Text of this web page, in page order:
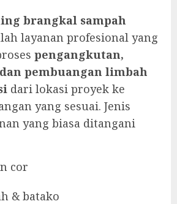
brangkal sampah
layanan profesional yang
pengangkutan,
pembuangan limbah
dari lokasi proyek ke
yang sesuai. Jenis
yang biasa ditangani
cor
& batako